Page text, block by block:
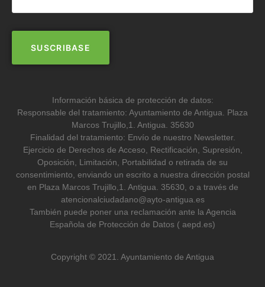
Información básica de protección de datos:
Responsable del tratamiento: Ayuntamiento de Antigua. Plaza
Marcos Trujillo,1. Antigua. 35630
Finalidad del tratamiento: Envío de nuestro Newsletter.
Ejercicio de Derechos de Acceso, Rectificación, Supresión,
Oposición, Limitación, Portabilidad o retirada de su
consentimiento, enviando un escrito a nuestra dirección postal
en Plaza Marcos Trujillo,1. Antigua. 35630, o a través de
atencionalciudadano@ayto-antigua.es
También puede poner una reclamación ante la Agencia
Española de Protección de Datos ( aepd.es)
Copyright © 2021. Ayuntamiento de Antigua